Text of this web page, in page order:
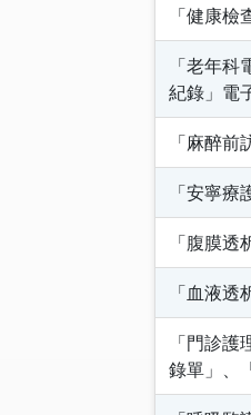
「健康
「老年
紀錄」電
「麻醉
「安寧
「腹膜
「血液
「門診
錄單」、